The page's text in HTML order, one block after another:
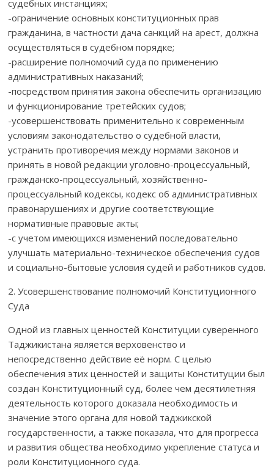
судебных инстанциях;
-ограничение основных конституционных прав
гражданина, в частности дача санкций на арест, должна
осуществляться в судебном порядке;
-расширение полномочий суда по применению
административных наказаний;
-посредством принятия закона обеспечить организацию
и функционирование третейских судов;
-усовершенствовать применительно к современным
условиям законодательство о судебной власти,
устранить противоречия между нормами законов и
принять в новой редакции уголовно-процессуальный,
гражданско-процессуальный, хозяйственно-
процессуальный кодексы, кодекс об административных
правонарушениях и другие соответствующие
нормативные правовые акты;
-с учетом имеющихся изменений последовательно
улучшать материально-техническое обеспечения судов
и социально-бытовые условия судей и работников судов.
2. Усовершенствование полномочий Конституционного
Суда
Одной из главных ценностей Конституции суверенного
Таджикистана является верховенство и
непосредственно действие её норм. С целью
обеспечения этих ценностей и защиты Конституции был
создан Конституционный суд, более чем десятилетняя
деятельность которого доказала необходимость и
значение этого органа для новой таджикской
государственности, а также показала, что для прогресса
и развития общества необходимо укрепление статуса и
роли Конституционного суда.